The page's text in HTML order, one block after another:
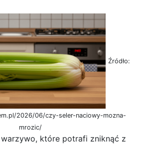
Źródło:
2026/06/czy-seler-naciowy-mozna-
mrozic/
które potrafi zniknąć z